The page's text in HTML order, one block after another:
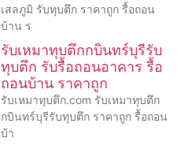
เสลภูมิ รับทุบตึก ราคาถูก รื้อถอน
บ้าน ร
รับเหมาทุบตึกกบินทร์บุรีรับ
ทุบตึก รับรื้อถอนอาคาร รื้อ
ถอนบ้าน ราคาถูก
รับเหมาทุบตึก.com รับเหมาทุบตึก
กบินทร์บุรีรับทุบตึก ราคาถูก รื้อถอน
บ้า